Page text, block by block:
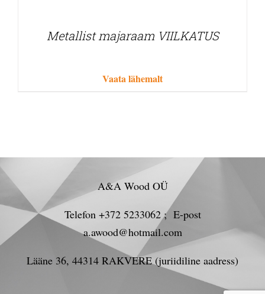
Metallist majaraam VIILKATUS
Vaata lähemalt
A&A Wood OÜ
Telefon +372 5233062 ; E-post
a.awood@hotmail.com
Lääne 36, 44314 RAKVERE (juriidiline aadress)